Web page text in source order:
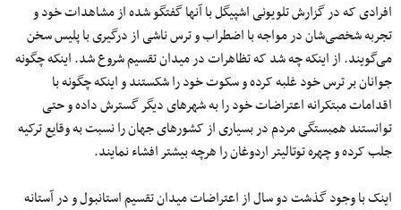
افرادی که در گزارش تلویونی اشپیگل با آنها گفتگو شده از مشاهدات خود و
تجربه شخصی‌شان در مواجه با اضطراب و ترس ناشی از درگیری با پلیس سخن
می‌گویند. از اینکه چه شد که تظاهرات در میدان تقسیم شروع شد. اینکه چگونه
جوانان بر ترس خود غلبه کرده و سکوت خود را شکستند و اینکه چگونه با
اقدامات مبتکرانه اعتراضات خود را به شهرهای دیگر گسترش داده و حتی
توانستند همبستگی مردم در بسیاری از کشورهای جهان را نسبت به وقایع ترکیه
جلب کرده و چهره توتالیتر اردوغان را هرچه بیشتر افشاء نمایند.
اینک با وجود گذشت دو سال از اعتراضات میدان تقسیم استانبول و در آستانه